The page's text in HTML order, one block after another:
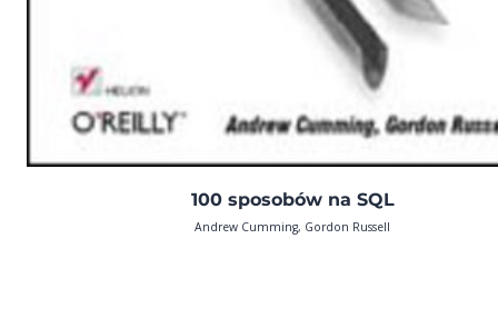
100 sposobów na SQL
Andrew Cumming, Gordon Russell